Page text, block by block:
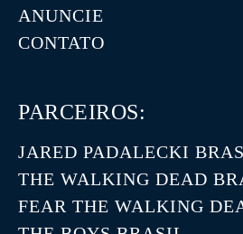
ANUNCIE
CONTATO
PARCEIROS:
JARED PADALECKI
THE WALKING DEAD
FEAR THE WALKING